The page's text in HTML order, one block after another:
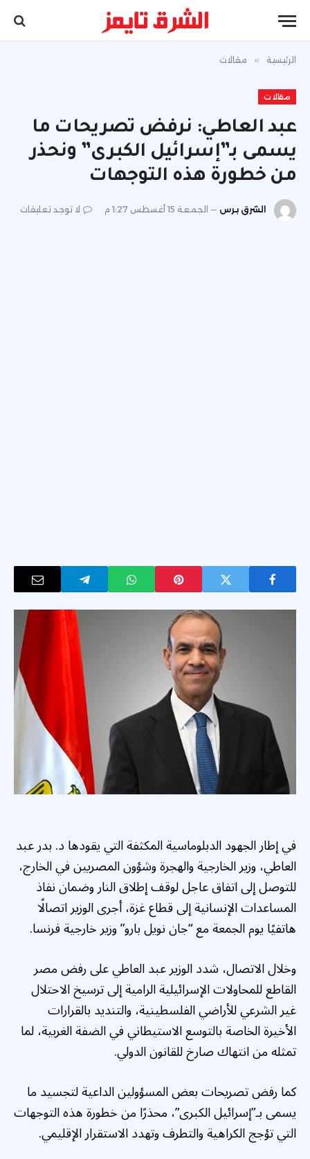
الرئيسية » مقالات
مقالات
عبد العاطي: نرفض تصريحات ما
يسمى بـ”إسرائيل الكبرى” ونحذر
من خطورة هذه التوجهات
الشرق برس الجمعة 15 أغسطس 1:27 م لا توجد تعليقات
في إطار الجهود الدبلوماسية المكثفة التي يقودها د. بدر عبد
العاطي، وزير الخارجية والهجرة وشؤون المصريين في الخارج،
للتوصل إلى اتفاق عاجل لوقف إطلاق النار وضمان نفاذ
المساعدات الإنسانية إلى قطاع غزة، أجرى الوزير اتصالًا
هاتفيًا يوم الجمعة مع “جان نويل بارو” وزير خارجية فرنسا.
وخلال الاتصال، شدد الوزير عبد العاطي على رفض مصر
القاطع للمحاولات الإسرائيلية الرامية إلى ترسيخ الاحتلال
غير الشرعي للأراضي الفلسطينية، والتنديد بالقرارات
الأخيرة الخاصة بالتوسع الاستيطاني في الضفة الغربية، لما
تمثله من انتهاك صارخ للقانون الدولي.
كما رفض تصريحات بعض المسؤولين الداعية لتجسيد ما
يسمى بـ”إسرائيل الكبرى”، محذرًا من خطورة هذه التوجهات
التي تؤجج الكراهية والتطرف وتهدد الاستقرار الإقليمي.